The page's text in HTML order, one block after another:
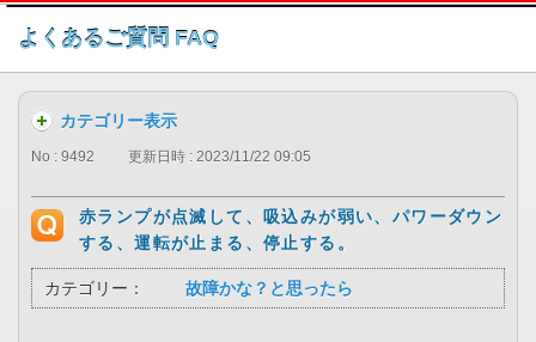
このページの本文へ
よくあるご質問 FAQ
カテゴリー表示
No : 9492 更新日時 : 2023/11/22 09:05
赤ランプが点滅して、吸込みが弱い、パワーダウン
する、運転が止まる、停止する。
カテゴリー： 故障かな？と思ったら